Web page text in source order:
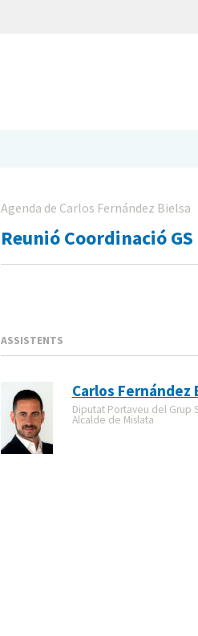
Agenda de Carlos Fernández Bielsa
Reunió Coordinació GS
ASSISTENTS
Carlos Fernández
Diputat Portaveu del Grup
Alcalde de Mislata